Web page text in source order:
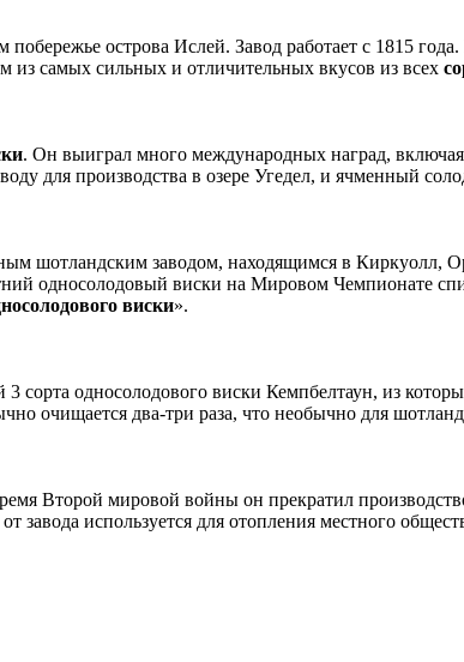
острова Ислей. Завод работает с 1815
из самых сильных и отличительных вкусов из всех
. Он выиграл много международных наград,
для производства в озере Угедел, и ячменный
шотландским заводом, находящимся в Киркуолл,
односолодовый виски на Мировом Чемпионате
виски».
односолодового виски Кемпбелтаун, из
очищается два-три раза, что необычно для
Второй мировой войны он прекратил
завода используется для отопления местного